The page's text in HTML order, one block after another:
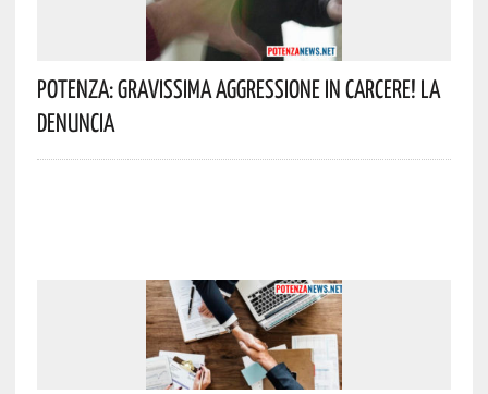
Potenza: Gravissima Aggressione In Carcere! La
Denuncia